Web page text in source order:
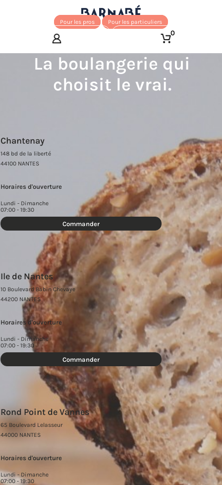
Pour les pros Pour les particuliers
0
La boulangerie qui
choisit le vrai.
Chantenay
148 bd de la liberté
44100 NANTES
Horaires d'ouverture
Lundi - Dimanche
07:00 - 19:30
Commander
Ile de Nantes
10 Boulevard Babin Chevaye
44200 NANTES
Horaires d'ouverture
Lundi - Dimanche
07:00 - 19:30
Commander
Rond Point de Vannes
65 Boulevard Lelasseur
44000 NANTES
Horaires d'ouverture
Lundi - Dimanche
07:00 - 19:30